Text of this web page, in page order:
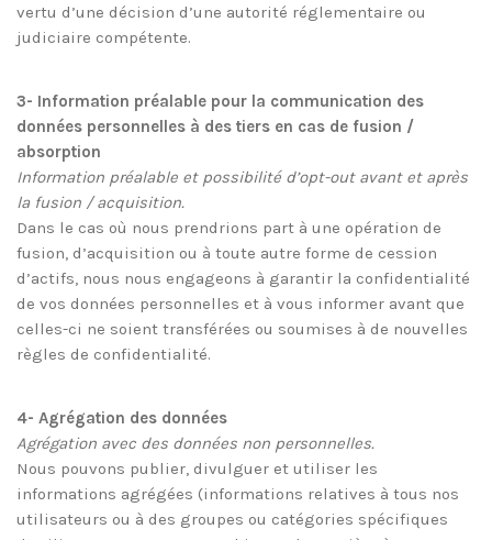
vertu d’une décision d’une autorité réglementaire ou
judiciaire compétente.
3- Information préalable pour la communication des
données personnelles à des tiers en cas de fusion /
absorption
Information préalable et possibilité d’opt-out avant et après
la fusion / acquisition.
Dans le cas où nous prendrions part à une opération de
fusion, d’acquisition ou à toute autre forme de cession
d’actifs, nous nous engageons à garantir la confidentialité
de vos données personnelles et à vous informer avant que
celles-ci ne soient transférées ou soumises à de nouvelles
règles de confidentialité.
4- Agrégation des données
Agrégation avec des données non personnelles.
Nous pouvons publier, divulguer et utiliser les
informations agrégées (informations relatives à tous nos
utilisateurs ou à des groupes ou catégories spécifiques